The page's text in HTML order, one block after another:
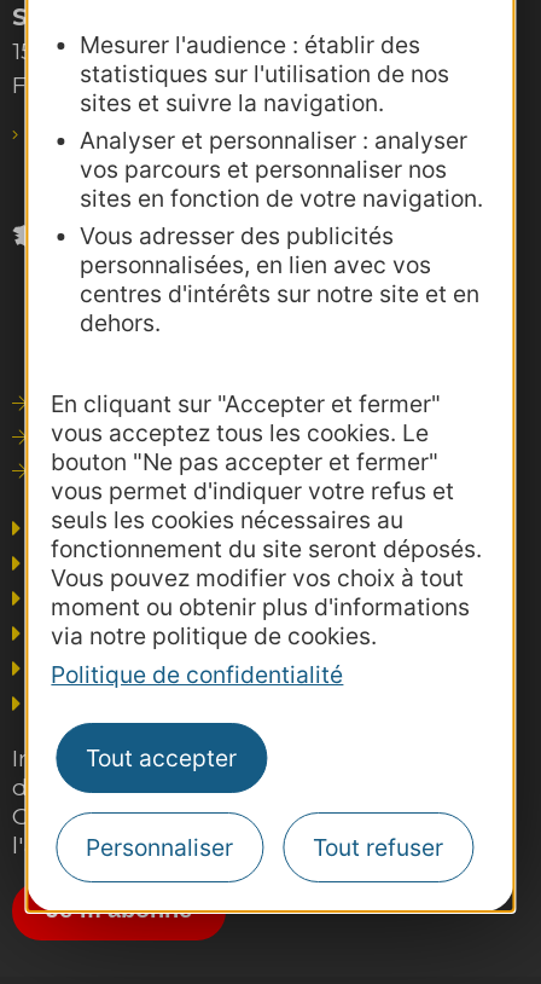
Mesurer l'audience : établir des
statistiques sur l'utilisation de nos
sites et suivre la navigation.
Analyser et personnaliser : analyser
vos parcours et personnaliser nos
sites en fonction de votre navigation.
Vous adresser des publicités
personnalisées, en lien avec vos
centres d'intérêts sur notre site et en
dehors.
En cliquant sur "Accepter et fermer"
vous acceptez tous les cookies. Le
bouton "Ne pas accepter et fermer"
vous permet d'indiquer votre refus et
seuls les cookies nécessaires au
fonctionnement du site seront déposés.
Vous pouvez modifier vos choix à tout
moment ou obtenir plus d'informations
via notre politique de cookies.
Politique de confidentialité
Tout accepter
Personnaliser Tout refuser
Site de Toulouse
15, rue Rivals – CS 78543
F-31685 Toulouse Cedex 6
pro@agence-adocc.com
Outils de communication
Photothèque
Consultations
Agence AD'OCC
Presse et influence
Voyagistes
Business/Mice
Thermalisme
Inscrivez-vous gratuitement à la lettre
d'information pro de la destination
Occitanie pour suivre nos actions et
l'actualité du tourisme dans la région
Je m'abonne